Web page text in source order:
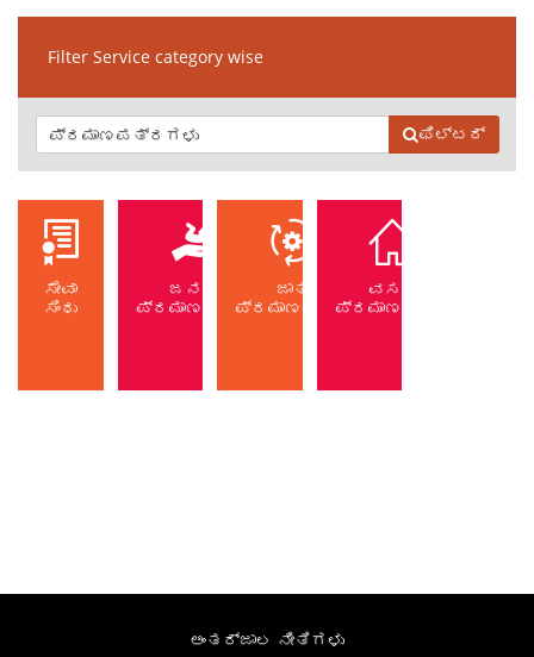
Filter Service category wise
ಫಿಲ್ಟರ್
ಸೇವಾ
ಸಿಂಧು
ಜನನ
ಪ್ರಮಾಣಪತ್ರ
ಜಾತಿ
ಪ್ರಮಾಣಪತ್ರ
ವಸತಿ
ಪ್ರಮಾಣಪತ್ರ
ಅಂತರ್ಜಾಲ ನೀತಿಗಳು